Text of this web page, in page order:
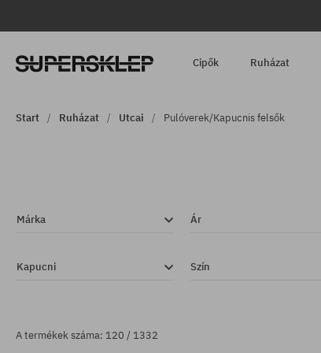
Cipők Ruházat
Start Ruházat Utcai Pulóverek/Kapucnis felsők
Márka Ár
Kapucni Szín
A termékek száma: 120 / 1332